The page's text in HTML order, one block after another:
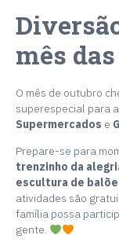
mês
O mês de outubro
superespecial para
Supermercados e
Prepare-se para
trenzinho da
escultura de
atividades são
família possa
gente.